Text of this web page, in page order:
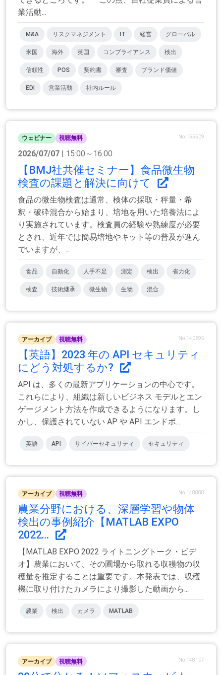
業活動...
M&A リスクマネジメント IT 経営 グローバル
米国 海外 英国 コンプライアンス 検出
信頼性 POS 契約書 審査 ブランド価値
EDI 営業活動 社内ルール
ウェビナー 視聴無料 No.155509
2026/07/07 | 15:00～16:00
【BMJ社共催セミナー】食品微生物
検査の課題と解決に向けて
食品の微生物検査は通常、検体の採取・秤量・希
釈・破砕混合から始まり、培地を用いた培養法によ
り実施されています。検査員の経験や熟練度が必要
とされ、近年では簡易培地やキット等の普及が進ん
でいますが、...
食品 自動化 人手不足 測定 検出 省力化
検査 技術継承 微生物 生物 混合
アーカイブ 視聴無料 No.140695
【英語】2023 年の API セキュリティ
にどう対処するか?
API は、多くの最新アプリケーションの中心です。
これらにより、組織は新しいビジネス モデルとエン
ゲージメント方法を作成できるようになります。し
かし、保護されていない AP や API エンドポ...
英語 API サイバーセキュリティ セキュリティ
アーカイブ 視聴無料 No.148888
農業分野における、深層学習や物体
検出の事例紹介【MATLAB EXPO
2022...
【MATLAB EXPO 2022 ライトニングトーク・ビデ
オ】農業において、その圃場から取れる収穫物の収
穫量を推定することは重要です。本発表では、収穫
機に取り付けたカメラにより撮影した動画から...
農業 検出 カメラ MATLAB
アーカイブ 視聴無料 No.148107